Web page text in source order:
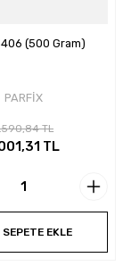
(500 Gram)
PARFİX
TL
TL
SEPETE EKLE